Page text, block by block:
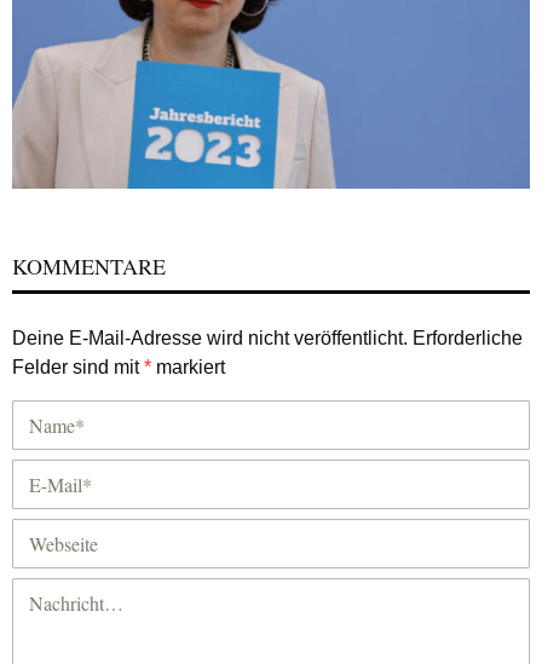
KOMMENTARE
Deine E-Mail-Adresse wird nicht veröffentlicht. Erforderliche
Felder sind mit* markiert